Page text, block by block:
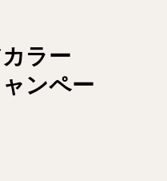
ラー
ンペー